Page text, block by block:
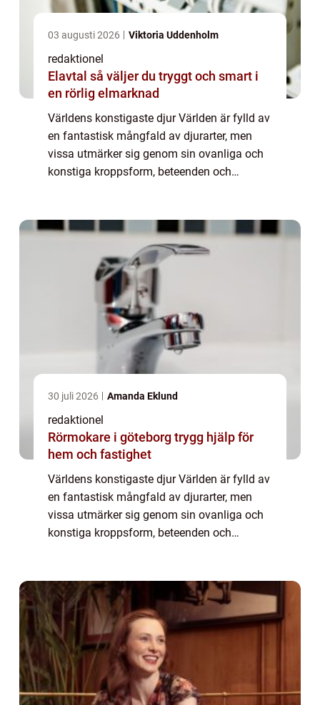
03 augusti 2026 Viktoria Uddenholm
redaktionel
Elavtal så väljer du tryggt och smart i
en rörlig elmarknad
Världens konstigaste djur Världen är fylld av
en fantastisk mångfald av djurarter, men
vissa utmärker sig genom sin ovanliga och
konstiga kroppsform, beteenden och
30 juli 2026 Amanda Eklund
redaktionel
Rörmokare i göteborg trygg hjälp för
hem och fastighet
Världens konstigaste djur Världen är fylld av
en fantastisk mångfald av djurarter, men
vissa utmärker sig genom sin ovanliga och
konstiga kroppsform, beteenden och